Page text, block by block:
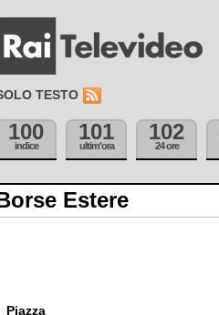
TESTO
100
indice
101
ultim'ora
102
24 ore
Estere
Piazza